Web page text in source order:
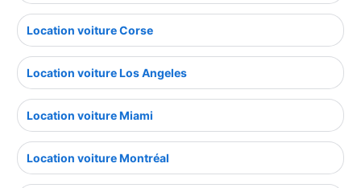
Location voiture Corse
Location voiture Los Angeles
Location voiture Miami
Location voiture Montréal